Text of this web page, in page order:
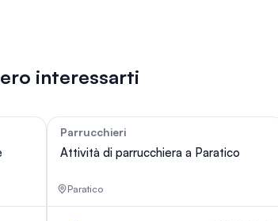
interessarti
Parrucchieri
Attività di parrucchiera a Paratico
Paratico